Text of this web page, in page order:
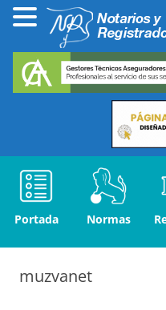
Portada Normas
muzvanet